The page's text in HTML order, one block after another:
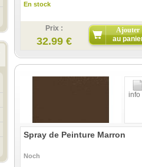
En stock
Prix :
32.99 €
Ajouter
au
info
Spray de Peinture Marron
Noch